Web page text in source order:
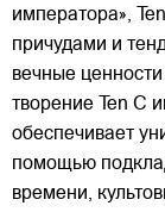
императора»,
причудами и
вечные
творение Ten C
обеспечивает
помощью
времени,